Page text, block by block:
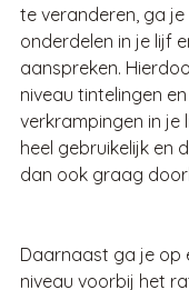
te veranderen, ga
onderdelen in je lijf
aanspreken.
niveau tintelingen
verkrampingen in je
heel gebruikelijk en
dan ook graag
Daarnaast ga je op
niveau voorbij het